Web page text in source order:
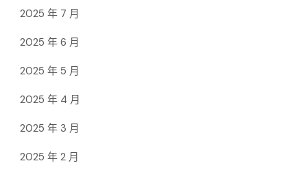
2025 年 7 月
2025 年 6 月
2025 年 5 月
2025 年 4 月
2025 年 3 月
2025 年 2 月